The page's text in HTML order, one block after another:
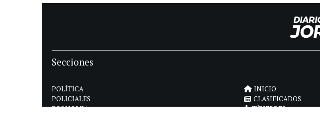
Secciones
POLÍTICA
POLICIALES
ECONOMIA
INICIO
CLASIFICADOS
FÚNEBRES